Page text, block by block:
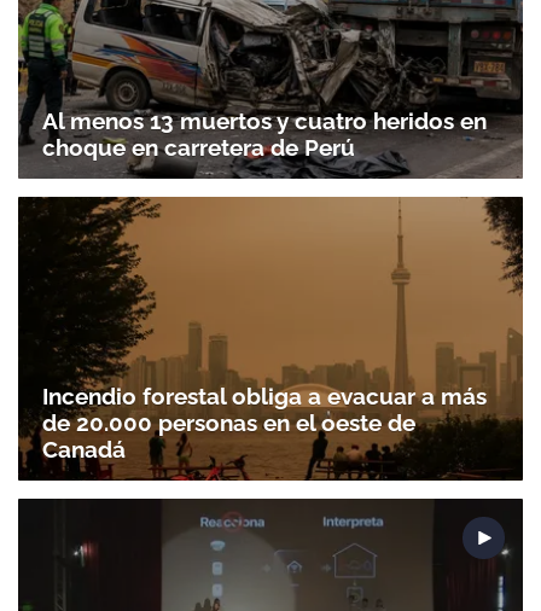
Gracias por suscribirte a nuestro boletín.
Al menos 13 muertos y cuatro heridos en
choque en carretera de Perú
Incendio forestal obliga a evacuar a más
de 20.000 personas en el oeste de
Canadá